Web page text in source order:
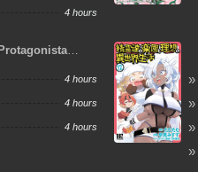
4 hours
4 hours
4 hours
4 hours